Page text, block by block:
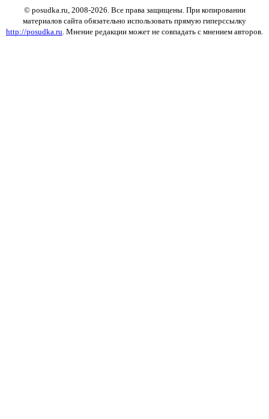
© posudka.ru, 2008-2026. Все права защищены. При копировании
материалов сайта обязательно использовать прямую гиперссылку
http://posudka.ru. Мнение редакции может не совпадать с мнением авторов.